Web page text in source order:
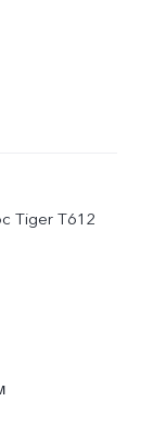
Tiger T612